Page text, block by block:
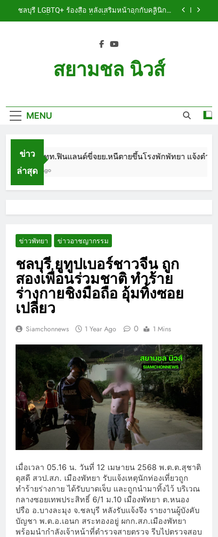
ชลบุรี LGBTQ+ ร้องสื่อ หลังเสริมหน้าอกกับคลินิกชื่อ
ก่อนพบเป็นศพเปลือยยัดกระเป๋า ทิ้งริมทางรถไฟ รวบ
คาสนามบินขณะเตรียมบินกลับประเทศ
ล้าน ปรับ ห้องประชุม–ห้องผู้บริหาร
ชลบุรี นทท.ฟินแลนด์ขี่จยย.หนีตายขึ้นโรงพักพัทยา
รับผิดชอบ พร้อมเตือนอย่าหลงเชื่อรีวิวราคาถูก
ชลบุรี หนุ่มใหญ่ออสซี่พาสาวไทยวัย 17 เข้าคอนโด
ชลบุรี ฉลุยก่อนหมดวาระ! สภาเมืองพัทยา ผ่านงบ 5.7
สยามชล นิวส์
MENU
ข่าว
ล่าสุด
ชลบุรี นทท.ฟินแลนด์ขี่จยย.หนีตายขึ้นโรงพักพัทยา แจ้งตำรว
1 Month Ago
ข่าวพัทยา ข่าวอาชญากรรม
ชลบุรี ยูทูปเบอร์ชาวจีน ถูก
สองเพื่อนร่วมชาติ ทำร้าย
ร่างกายชิงมือถือ อุ้มทิ้งซอย
เปลี่ยว
Siamchonnews 1 Year Ago 0 1 Mins
เมื่อเวลา 05.16 น. วันที่ 12 เมษายน 2568 พ.ต.ต.สุชาติ
ดุสดี สวป.สภ. เมืองพัทยา รับแจ้งเหตุนักท่องเที่ยวถูก
ทำร้ายร่างกาย ได้รับบาดเจ็บ และถูกนำมาทิ้งไว้ บริเวณ
กลางซอยเทพประสิทธิ์ 6/1 ม.10 เมืองพัทยา ต.หนอง
ปรือ อ.บางละมุง จ.ชลบุรี หลังรับแจ้งจึง รายงานผู้บังคับ
บัญชา พ.ต.อ.เอนก สระทองอยู่ ผกก.สภ.เมืองพัทยา
พร้อมนำกำลังเจ้าหน้าที่ตำรวจสายตรวจ รีบไปตรวจสอบ